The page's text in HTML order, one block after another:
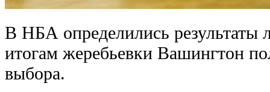
В НБА определились
итогам жеребьевки Вашингтон
выбора.